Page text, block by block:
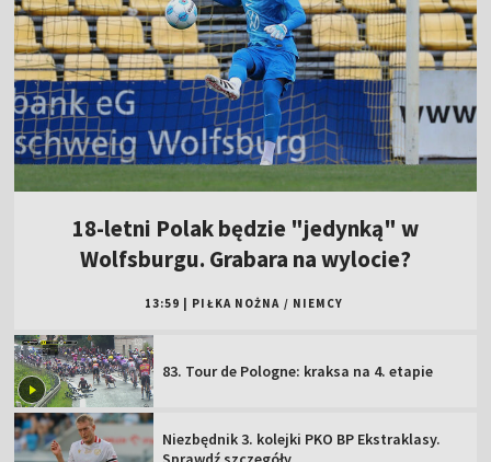
18-letni Polak będzie "jedynką" w
Wolfsburgu. Grabara na wylocie?
13:59 PIŁKA NOŻNA / NIEMCY
83. Tour de Pologne: kraksa na 4. etapie
Niezbędnik 3. kolejki PKO BP Ekstraklasy.